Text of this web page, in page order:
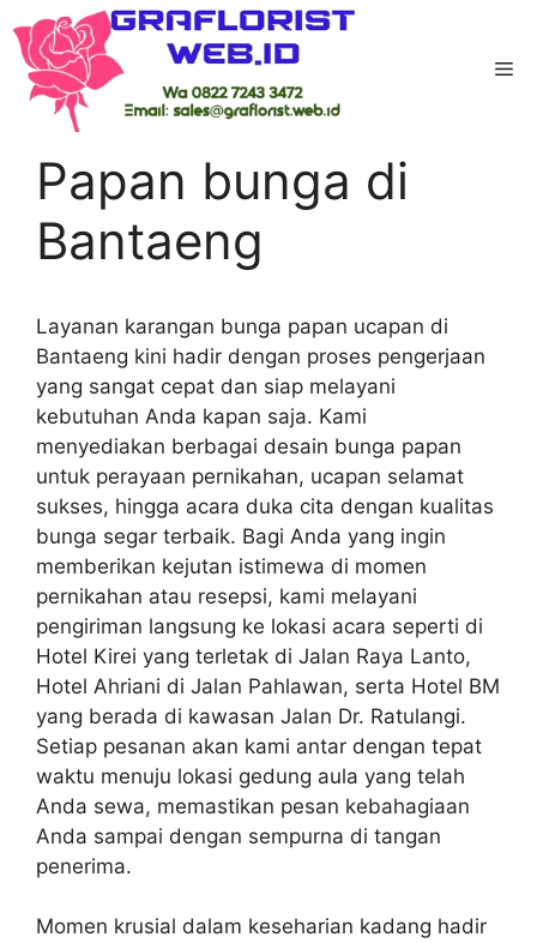
to
content
Home -Kab Bantaeng
Bantaeng
Papan bunga di
Bantaeng
Layanan karangan bunga papan ucapan di
Bantaeng kini hadir dengan proses pengerjaan
yang sangat cepat dan siap melayani
kebutuhan Anda kapan saja. Kami
menyediakan berbagai desain bunga papan
untuk perayaan pernikahan, ucapan selamat
sukses, hingga acara duka cita dengan kualitas
bunga segar terbaik. Bagi Anda yang ingin
memberikan kejutan istimewa di momen
pernikahan atau resepsi, kami melayani
pengiriman langsung ke lokasi acara seperti di
Hotel Kirei yang terletak di Jalan Raya Lanto,
Hotel Ahriani di Jalan Pahlawan, serta Hotel BM
yang berada di kawasan Jalan Dr. Ratulangi.
Setiap pesanan akan kami antar dengan tepat
waktu menuju lokasi gedung aula yang telah
Anda sewa, memastikan pesan kebahagiaan
Anda sampai dengan sempurna di tangan
penerima.
Momen krusial dalam keseharian kadang hadir